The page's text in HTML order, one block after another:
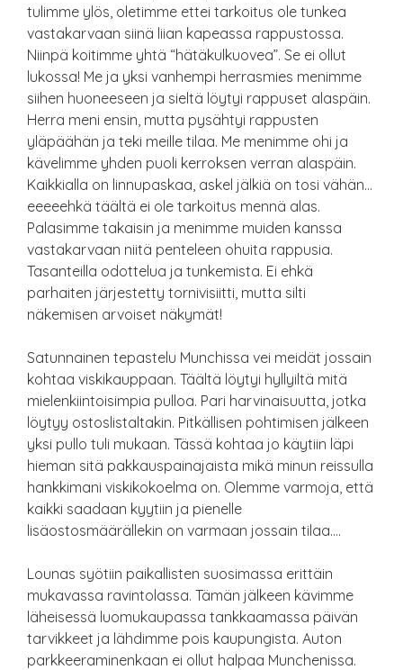
tulimme ylös, oletimme ettei tarkoitus ole tunkea
vastakarvaan siinä liian kapeassa rappustossa.
Niinpä koitimme yhtä “hätäkulkuovea”. Se ei ollut
lukossa! Me ja yksi vanhempi herrasmies menimme
siihen huoneeseen ja sieltä löytyi rappuset alaspäin.
Herra meni ensin, mutta pysähtyi rappusten
yläpäähän ja teki meille tilaa. Me menimme ohi ja
kävelimme yhden puoli kerroksen verran alaspäin.
Kaikkialla on linnupaskaa, askel jälkiä on tosi vähän…
eeeeehkä täältä ei ole tarkoitus mennä alas.
Palasimme takaisin ja menimme muiden kanssa
vastakarvaan niitä penteleen ohuita rappusia.
Tasanteilla odottelua ja tunkemista. Ei ehkä
parhaiten järjestetty tornivisiitti, mutta silti
näkemisen arvoiset näkymät!
Satunnainen tepastelu Munchissa vei meidät jossain
kohtaa viskikauppaan. Täältä löytyi hyllyiltä mitä
mielenkiintoisimpia pulloa. Pari harvinaisuutta, jotka
löytyy ostoslistaltakin. Pitkällisen pohtimisen jälkeen
yksi pullo tuli mukaan. Tässä kohtaa jo käytiin läpi
hieman sitä pakkauspainajaista mikä minun reissulla
hankkimani viskikokoelma on. Olemme varmoja, että
kaikki saadaan kyytiin ja pienelle
lisäostosmäärällekin on varmaan jossain tilaa….
Lounas syötiin paikallisten suosimassa erittäin
mukavassa ravintolassa. Tämän jälkeen kävimme
läheisessä luomukaupassa tankkaamassa päivän
tarvikkeet ja lähdimme pois kaupungista. Auton
parkkeeraminenkaan ei ollut halpaa Munchenissa.